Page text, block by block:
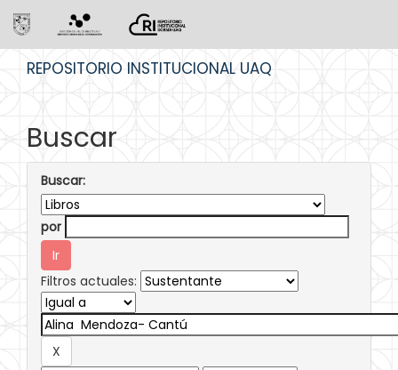
REPOSITORIO INSTITUCIONAL UAQ
Buscar
Buscar:
por
Filtros actuales: